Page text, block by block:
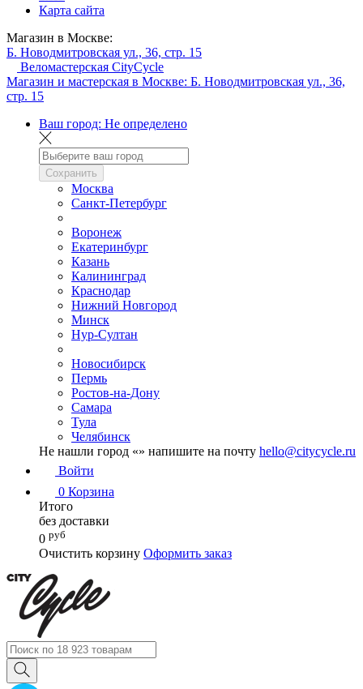
Карта сайта
Магазин в Москве:
Б. Новодмитровская ул., 36, стр. 15
Веломастерская CityCycle
Магазин и мастерская в Москве: Б. Новодмитровская ул., 36,
стр. 15
Ваш город: Не определено
Сохранить
Москва
Санкт-Петербург
Воронеж
Екатеринбург
Казань
Калининград
Краснодар
Нижний Новгород
Минск
Нур-Султан
Новосибирск
Пермь
Ростов-на-Дону
Самара
Тула
Челябинск
Не нашли город «» напишите на почту hello@citycycle.ru
Войти
0 Корзина
Итого
без доставки
0 руб
Очистить корзину Оформить заказ